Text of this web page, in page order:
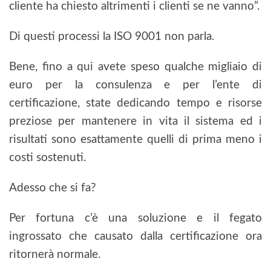
cliente ha chiesto altrimenti i clienti se ne vanno”.
Di questi processi la ISO 9001 non parla.
Bene, fino a qui avete speso qualche migliaio di
euro per la consulenza e per l’ente di
certificazione, state dedicando tempo e risorse
preziose per mantenere in vita il sistema ed i
risultati sono esattamente quelli di prima meno i
costi sostenuti.
Adesso che si fa?
Per fortuna c’è una soluzione e il fegato
ingrossato che causato dalla certificazione ora
ritornerà normale.